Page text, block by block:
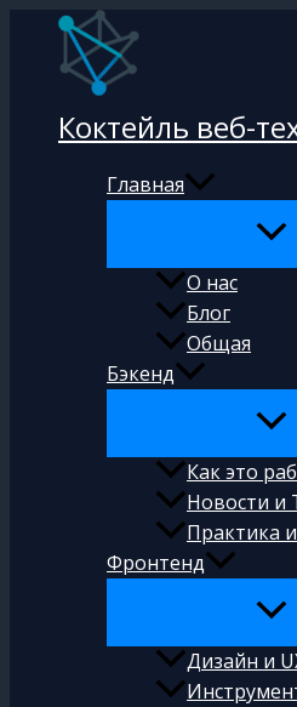
Перейти
содержимому
Коктейль веб-
Главная
О нас
Блог
Общая
Бэкенд
Как это
Новости и
Практика
Фронтенд
Дизайн и